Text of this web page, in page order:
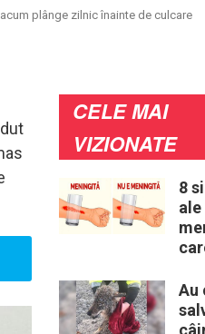
plânge zilnic înainte de culcare
CELE MAI
VIZIONATE
8
ale
Au